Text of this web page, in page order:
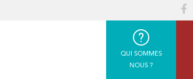
QUI SOMMES
NOUS ?